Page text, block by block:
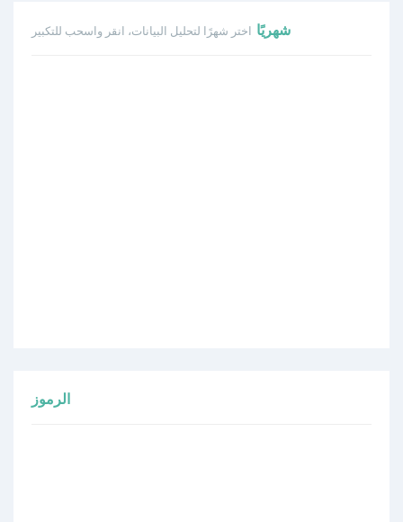
شهريًا اختر شهرًا لتحليل البيانات، انقر واسحب للتكبير
الرموز